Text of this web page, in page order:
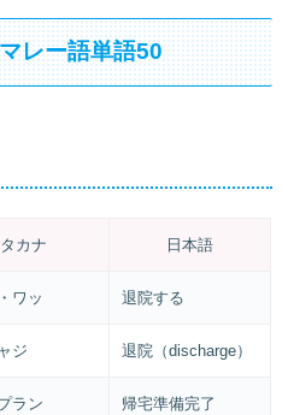
レー語単語50
カナ 日本語
ワッ 退院する
ジ 退院（discharge）
ラン 帰宅準備完了